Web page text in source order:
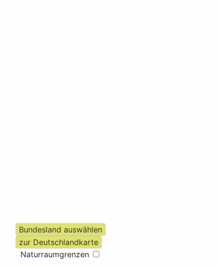
Naturraumgrenzen